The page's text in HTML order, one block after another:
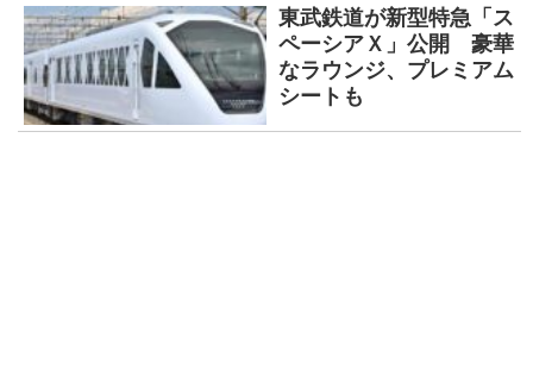
東武鉄道が新型特急「ス
ペーシアＸ」公開 豪華
なラウンジ、プレミアム
シートも